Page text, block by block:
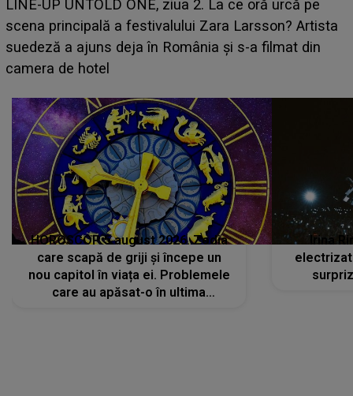
HOROSCOP 7 august 2026. Zodia care intră într-o
perioadă marcată de încercări. Problemele se adună
din toate părțile, iar o veste neașteptată îi dă planurile
peste cap
HOROSCOP 5 august 2026. Zodia
care scapă de griji și începe un
nou capitol în viața ei. Problemele
care au apăsat-o în ultima
Irina